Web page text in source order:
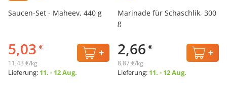
Saucen-Set - Maheev, 440 g
5,03 €
11,43 €/kg
Lieferung: 11. - 12 Aug.
Marinade für Schaschlik, 300
g
2,66 €
8,87 €/kg
Lieferung: 11. - 12 Aug.